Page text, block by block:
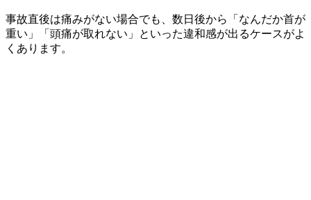
事故直後は痛みがない場合でも、数日後から「なんだか首が
重い」「頭痛が取れない」といった違和感が出るケースがよ
くあります。